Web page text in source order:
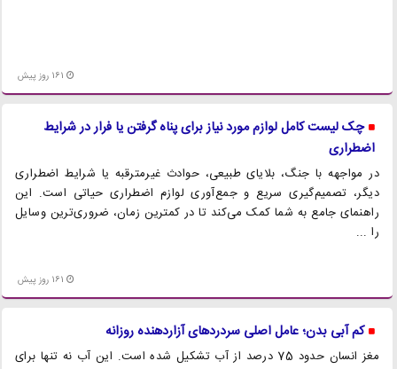
161 روز پیش
چک‌ لیست کامل لوازم مورد نیاز برای پناه گرفتن یا فرار در شرایط
اضطراری
در مواجهه با جنگ، بلایای طبیعی، حوادث غیرمترقبه یا شرایط اضطراری
دیگر، تصمیم‌گیری سریع و جمع‌آوری لوازم اضطراری حیاتی است. این
راهنمای جامع به شما کمک می‌کند تا در کمترین زمان، ضروری‌ترین وسایل
را ...
161 روز پیش
کم آبی بدن؛ عامل اصلی سردردهای آزاردهنده روزانه
مغز انسان حدود 75 درصد از آب تشکیل شده است. این آب نه تنها برای